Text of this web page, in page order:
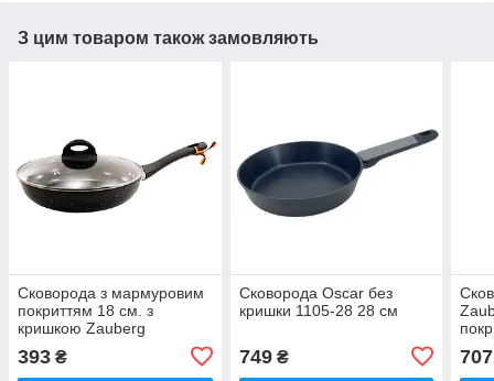
З цим товаром також замовляють
Сковорода з мармуровим
покриттям 18 см. з
кришкою Zauberg
393 ₴
Сковорода Oscar без
кришки 1105-28 28 см
749₴ 707